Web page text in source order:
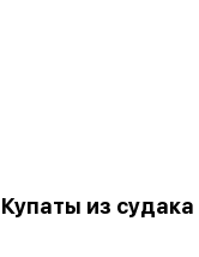
Купаты из судака